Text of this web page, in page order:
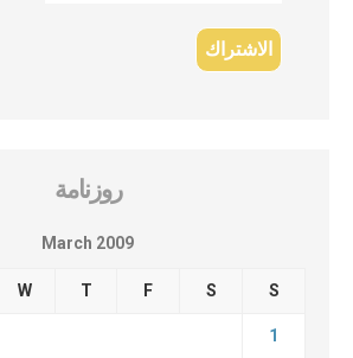
روزنامة
March 2009
W T F S S
1